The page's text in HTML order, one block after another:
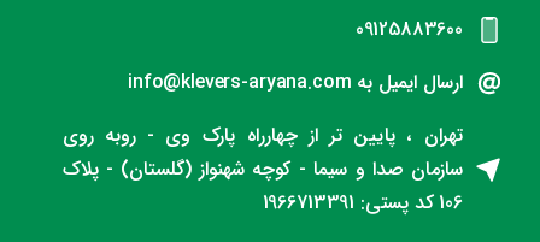
09125883600
ارسال ایمیل به info@klevers-aryana.com
تهران ، پایین تر از چهارراه پارک وی - روبه روی
سازمان صدا و سیما - کوچه شهنواز (گلستان) - پلاک
106 کد پستی: 1966713391